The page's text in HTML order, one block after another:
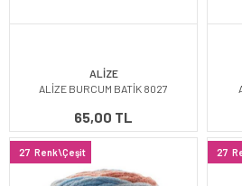
ALİZE
ALİZE BURCUM BATİK 8027
65,00 TL
27 Renk\Çeşit 27